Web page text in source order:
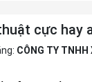
cực hay
CÔNG TY TNHH